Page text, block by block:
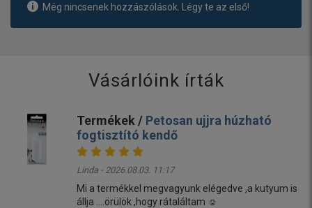
Még nincsenek hozzászólások. Légy te az első!
Vásárlóink írták
Termékek / Petosan ujjra húzható
fogtisztító kendő
Linda - 2026.08.03. 11:17
Mi a termékkel megvagyunk elégedve ,a kutyum is
állja ....örülök ,hogy rátaláltam ☺️